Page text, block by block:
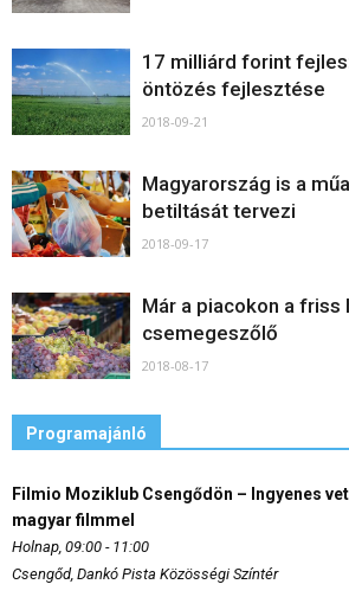
17 milliárd forint
öntözés fejlesztése
2018-09-21
Magyarország is a
betiltását tervezi
2018-09-17
Már a piacokon a friss
csemegeszőlő
2018-08-17
Programajánló
Filmio Moziklub Csengődön – Ingyenes
magyar filmmel
Holnap, 09:00 - 11:00
Csengőd, Dankó Pista Közösségi Színtér